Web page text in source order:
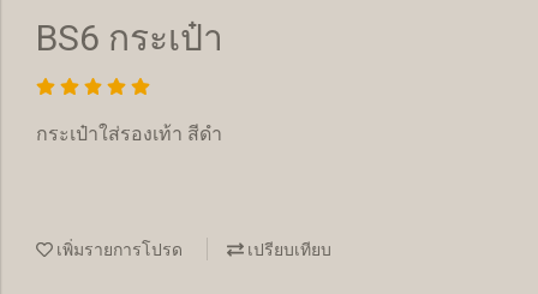
BS6 กระเป๋า
กระเป๋าใส่รองเท้า สีดำ
เพิ่มรายการโปรด เปรียบเทียบ